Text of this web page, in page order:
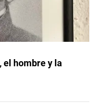
el hombre y la